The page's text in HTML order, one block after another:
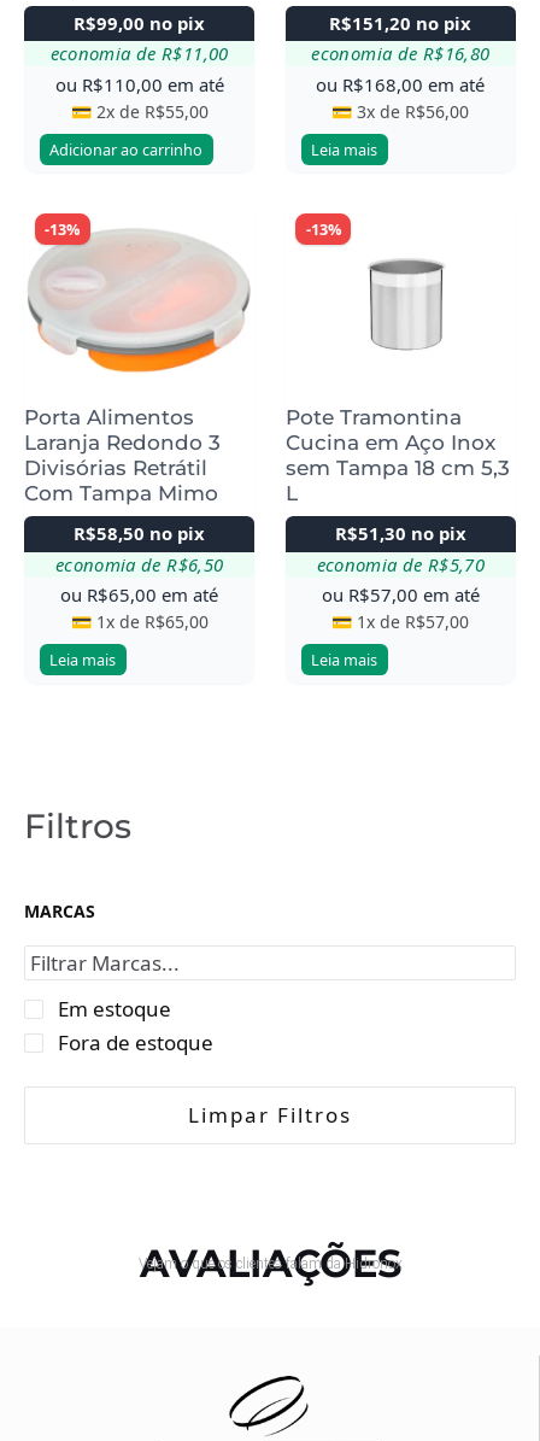
Filtros
MARCAS
Em estoque
Fora de estoque
Limpar Filtros
R$99,00 no pix
economia deR$11,00
ou R$110,00 em até
💳 2x de R$55,00
Adicionar ao carrinho
R$151,20 no pix
economia de R$16,80
ou R$168,00 em até
💳 3x de R$56,00
Leia mais
-13%
Porta Alimentos
Laranja Redondo 3
Divisórias Retrátil
Com Tampa Mimo
R$58,50 no pix
economia de R$6,50
ou R$65,00 em até
💳 1x de R$65,00
Leia mais
-13%
Pote Tramontina
Cucina em Aço Inox
sem Tampa 18 cm 5,3
L
R$51,30 no pix
economia de R$5,70
ou R$57,00 em até
💳 1x de R$57,00
Leia mais
AVALIAÇÕES
Vejam o que os clientes falam da Hidronox